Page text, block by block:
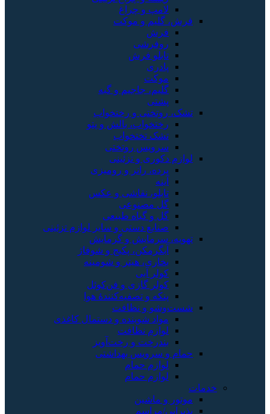
لامپ و چراغ
فرش، گلیم و موکت
فرش
روفرشی
تابلو فرش
پادری
موکت
گلیم، جاجیم و گبه
پشتی
تشک، روتختی و رختخواب
رختخواب، بالش و پتو
تشک تختخواب
سرویس روتختی
لوازم دکوری و تزئینی
پرده، رانر و رومیزی
آینه
تابلو، نقاشی و عکس
گل مصنوعی
گل و گیاه طبیعی
صنایع دستی و سایر لوازم تزئینی
تهویه، سرمایش و گرمایش
آبگرمکن، پکیج و شوفاژ
بخاری، هیتر و شومینه
کولر آبی
کولر گازی و فن‌کوئل
پنکه و تصفیه‌کنندهٔ هوا
شست‌وشو و نظافت
مواد شوینده و دستمال کاغذی
لوازم نظافت
بندرخت و رخت‌آویز
حمام و سرویس بهداشتی
لوازم حمام
لوازم حمام
خدمات
موتور و ماشین
پذیرایی/مراسم